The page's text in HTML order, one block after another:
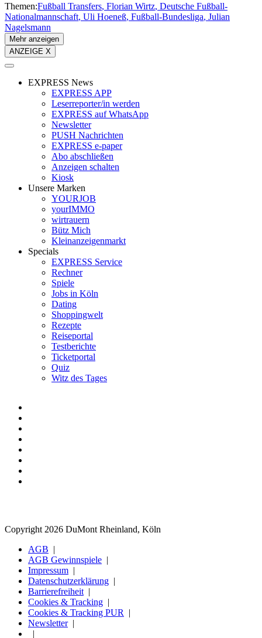
Themen:Fußball Transfers Florian Wirtz Deutsche Fußball-
Nationalmannschaft Uli Hoeneß Fußball-Bundesliga Julian
Nagelsmann
Mehr anzeigen
ANZEIGE X
EXPRESS News
EXPRESS APP
Leserreporter/in werden
EXPRESS auf WhatsApp
Newsletter
PUSH Nachrichten
EXPRESS e-paper
Abo abschließen
Anzeigen schalten
Kiosk
Unsere Marken
YOURJOB
yourIMMO
wirtrauern
Bütz Mich
Kleinanzeigenmarkt
Specials
EXPRESS Service
Rechner
Spiele
Jobs in Köln
Dating
Shoppingwelt
Rezepte
Reiseportal
Testberichte
Ticketportal
Quiz
Witz des Tages
Copyright 2026 DuMont Rheinland, Köln
AGB
AGB Gewinnspiele
Impressum
Datenschutzerklärung
Barrierefreiheit
Cookies & Tracking
Cookies & Tracking PUR
Newsletter